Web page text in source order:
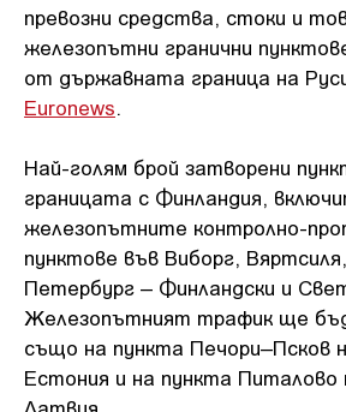
превозни средства, стоки и
железопътни гранични
от държавната граница на
Euronews
Най-голям брой затворени
границата с Финландия,
железопътните контролно-
пунктове във Виборг,
Петербург – Финландски и
Железопътният трафик ще
също на пункта Печори–Псков
Естония и на пункта Питалово
Латвия.